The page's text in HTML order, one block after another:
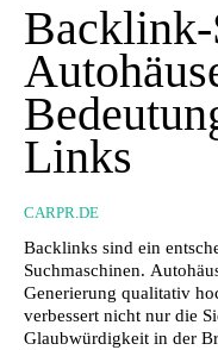
Links
CARPR.DE
Backlinks sind ein
Suchmaschinen.
Generierung qualitativ
verbessert nicht nur die
Glaubwürdigkeit in der